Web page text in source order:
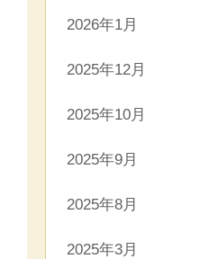
2026年1月
2025年12月
2025年10月
2025年9月
2025年8月
2025年3月